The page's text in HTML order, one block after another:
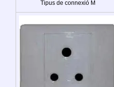
Tipus de connexió M